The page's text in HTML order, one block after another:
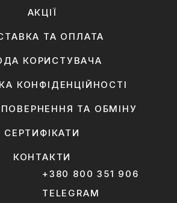
АКЦІЇ
ТА ОПЛАТА
КОРИСТУВАЧА
КОНФІДЕНЦІЙНОСТІ
ТА ОБМІНУ
СЕРТИФІКАТИ
КОНТАКТИ
+380 800 351 906
TELEGRAM